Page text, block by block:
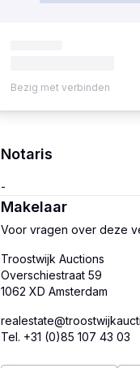
Bezig met verbinden
Notaris
Makelaar
Voor vragen over deze
Troostwijk Auctions
Overschiestraat 59
Tel. +31 (0)85 107 43 03